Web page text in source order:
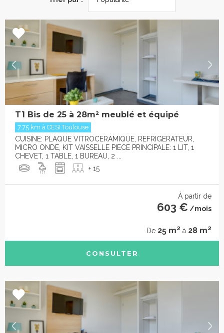
T1 Bis de 25 à 28m² meublé et équipé
7.75 km à CESI Toulouse
CUISINE: PLAQUE VITROCERAMIQUE, REFRIGERATEUR,
MICRO ONDE, KIT VAISSELLE PIECE PRINCIPALE: 1 LIT, 1
CHEVET, 1 TABLE, 1 BUREAU, 2 ...
+ 15
À partir de
603 € /mois
De 25 m2 à 28 m2
CONSULTER